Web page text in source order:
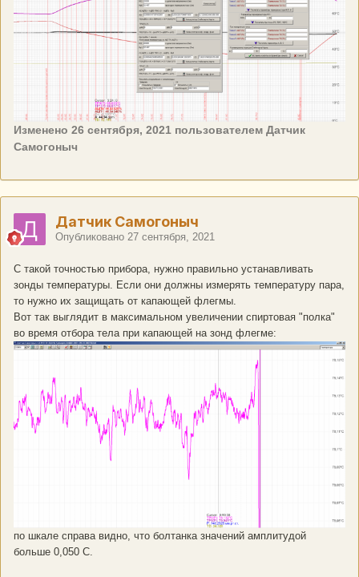
Изменено 26 сентября, 2021 пользователем Датчик
Самогоныч
Датчик Самогоныч
Опубликовано 27 сентября, 2021
С такой точностью прибора, нужно правильно устанавливать
зонды температуры. Если они должны измерять температуру пара,
то нужно их защищать от капающей флегмы.
Вот так выглядит в максимальном увеличении спиртовая "полка"
во время отбора тела при капающей на зонд флегме:
по шкале справа видно, что болтанка значений амплитудой
больше 0,050 С.